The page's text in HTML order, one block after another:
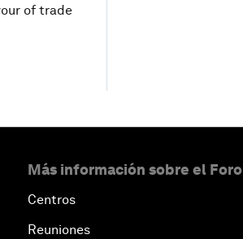
of trade
Más información sobre el Foro
Centros
Reuniones